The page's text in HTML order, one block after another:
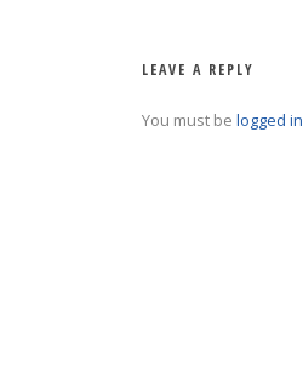
LEAVE A REPLY
You must be logged in